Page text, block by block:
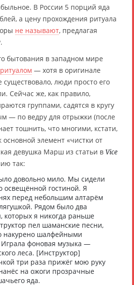
В России 5 порций яда
а цену прохождения ритуала
не называют, предлагая
бытования в западном мире
— хотя в оригинале
существовало, люди просто его
Сейчас же, как правило,
группами, садятся в кругу
— по ведру для отрыжки (после
тошнить, что многими, кстати,
основной элемент «чистки от
девушка Марш из статьи в Vice
так:
довольно мило. Мы сидели
освещённой гостиной. Я
перед небольшим алтарём
Рядом было два
которых я никогда раньше
пел шаманские песни,
накурено шалфейными
фоновая музыка —
леса. [Инструктор]
три раза прижёг мою руку
на ожоги прозрачные
яда.